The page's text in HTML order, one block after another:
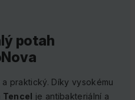
potah
praktický. Díky vysokému
Tencel je antibakteriální a